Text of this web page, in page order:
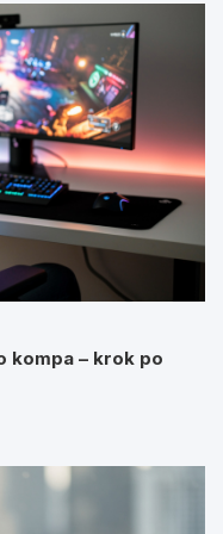
kompa – krok po